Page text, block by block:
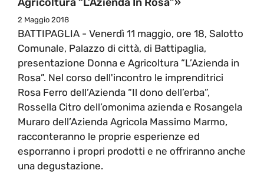
2 Maggio 2018
BATTIPAGLIA - Venerdì 11 maggio, ore 18, Salotto
Comunale, Palazzo di città, di Battipaglia,
presentazione Donna e Agricoltura “L’Azienda in
Rosa”. Nel corso dell'incontro le imprenditrici
Rosa Ferro dell’Azienda “Il dono dell’erba”,
Rossella Citro dell’omonima azienda e Rosangela
Muraro dell’Azienda Agricola Massimo Marmo,
racconteranno le proprie esperienze ed
esporranno i propri prodotti e ne offriranno anche
una degustazione.